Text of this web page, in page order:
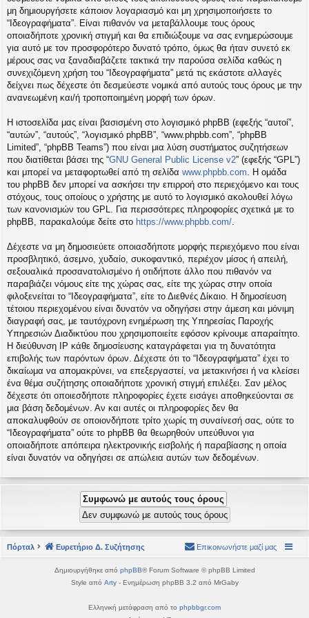
εις
μη δημιουργήσετε κάποιον λογαριασμό και μη χρησιμοποιήσετε το
“Ιδεογραφήματα”. Είναι πιθανόν να μεταβάλλουμε τους όρους
οποιαδήποτε χρονική στιγμή και θα επιδιώξουμε να σας ενημερώσουμε
για αυτό με τον προσφορότερο δυνατό τρόπο, όμως θα ήταν συνετό εκ
μέρους σας να ξαναδιαβάζετε τακτικά την παρούσα σελίδα καθώς η
συνεχιζόμενη χρήση του “Ιδεογραφήματα” μετά τις εκάστοτε αλλαγές
δείχνει πως δέχεστε ότι δεσμεύεστε νομικά από αυτούς τους όρους με την
ανανεωμένη και/ή τροποποιημένη μορφή των όρων.
Η ιστοσελίδα μας είναι βασισμένη στο λογισμικό phpBB (εφεξής “αυτοί”,
“αυτών”, “αυτούς”, “λογισμικό phpBB”, “www.phpbb.com”, “phpBB
Limited”, “phpBB Teams”) που είναι μια λύση συστήματος συζητήσεων
που διατίθεται βάσει της “GNU General Public License v2” (εφεξής “GPL”)
και μπορεί να μεταφορτωθεί από τη σελίδα www.phpbb.com . Η ομάδα
του phpBB δεν μπορεί να ασκήσει την επιρροή στο περιεχόμενο και τους
στόχους, τους οποίους ο χρήστης με αυτό το λογισμικό ακολουθεί λόγω
των κανονισμών του GPL. Για περισσότερες πληροφορίες σχετικά με το
phpBB, παρακαλούμε δείτε στο https://www.phpbb.com/
Δέχεστε να μη δημοσιεύετε οποιασδήποτε μορφής περιεχόμενο που είναι
προσβλητικό, άσεμνο, χυδαίο, συκοφαντικό, περιέχον μίσος ή απειλή,
σεξουαλικά προσανατολισμένο ή οτιδήποτε άλλο που πιθανόν να
παραβιάζει νόμους είτε της χώρας σας, είτε της χώρας στην οποία
φιλοξενείται το “Ιδεογραφήματα”, είτε το Διεθνές Δίκαιο. Η δημοσίευση
τέτοιου περιεχομένου είναι δυνατόν να οδηγήσει στην άμεση και μόνιμη
διαγραφή σας, με ταυτόχρονη ενημέρωση της Υπηρεσίας Παροχής
Υπηρεσιών Διαδικτύου που χρησιμοποιείτε εφόσον κρίνουμε απαραίτητο.
Η διεύθυνση IP κάθε δημοσίευσης καταγράφεται για τη δυνατότητα
επιβολής των παρόντων όρων. Δέχεστε ότι το “Ιδεογραφήματα” έχει το
δικαίωμα να απομακρύνει, να επεξεργαστεί, να μετακινήσει ή να κλείσει
ένα θέμα συζήτησης οποιαδήποτε χρονική στιγμή επιλέξει. Σαν μέλος
δέχεστε ότι οποιεσδήποτε πληροφορίες έχετε εισάγει αποθηκεύονται σε
μια βάση δεδομένων. Αν και αυτές οι πληροφορίες δεν θα
αποκαλυφθούν σε οποιονδήποτε τρίτο χωρίς τη συναίνεσή σας, ούτε το
“Ιδεογραφήματα” ούτε το phpBB θα θεωρηθούν υπεύθυνοι για
οποιαδήποτε απόπειρα ηλεκτρονικής εισβολής ή παραβίασης η οποία
είναι δυνατόν να οδηγήσει σε απώλεια αυτών των δεδομένων.
Πόρταλ Ευρετήριο Δ. Συζήτησης Επικοινωνήστε μαζί μας
Δημιουργήθηκε από phpBB® Forum Software © phpBB Limited
Style από Arty- Ενημέρωση phpBB 3.2 από MrGaby
Ελληνική μετάφραση από το phpbbgr.com